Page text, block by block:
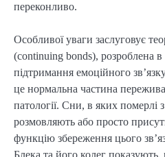
переконливо.
Особливої уваги заслуговує
(continuing bonds), розроблена
підтримання емоційного
це нормальна частина
патології. Сни, в яких померлі
розмовляють або просто
функцію збереження цього